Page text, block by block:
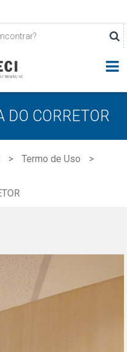
DO CORRETOR
Termo de Uso